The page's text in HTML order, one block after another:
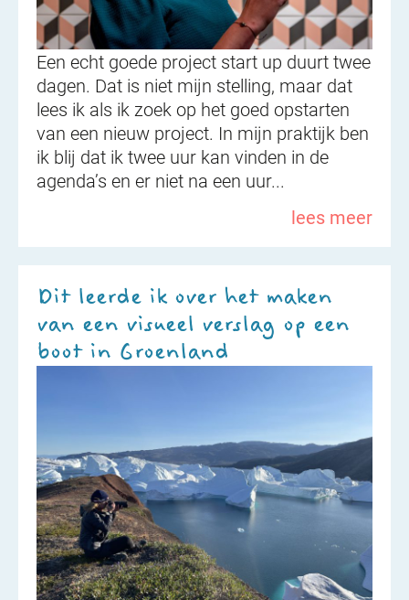
Een echt goede project start up duurt twee
dagen. Dat is niet mijn stelling, maar dat
lees ik als ik zoek op het goed opstarten
van een nieuw project. In mijn praktijk ben
ik blij dat ik twee uur kan vinden in de
agenda’s en er niet na een uur...
lees meer
Dit leerde ik over het maken
van een visueel verslag op een
boot in Groenland